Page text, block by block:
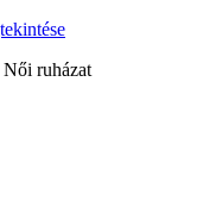
Női ruházat